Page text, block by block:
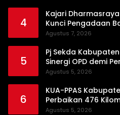
4
Kajari
Kunci Pengadaan
Bersih
Agustus 7, 2026
5
Pj Sekda
Sinergi OPD demi
Daerah
Agustus 5, 2026
6
KUA-PPAS
Perbaikan 476
Prioritas
Agustus 5, 2026